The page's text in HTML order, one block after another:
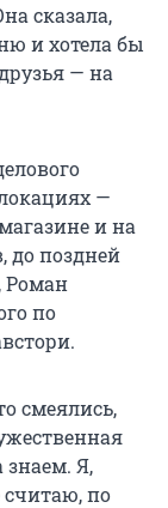
сказала,
и хотела бы
— на
—
и на
до поздней
Роман
по
смеялись,
знаем. Я,
считаю, по